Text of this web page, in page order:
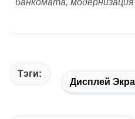
Тэги:
Дисплей